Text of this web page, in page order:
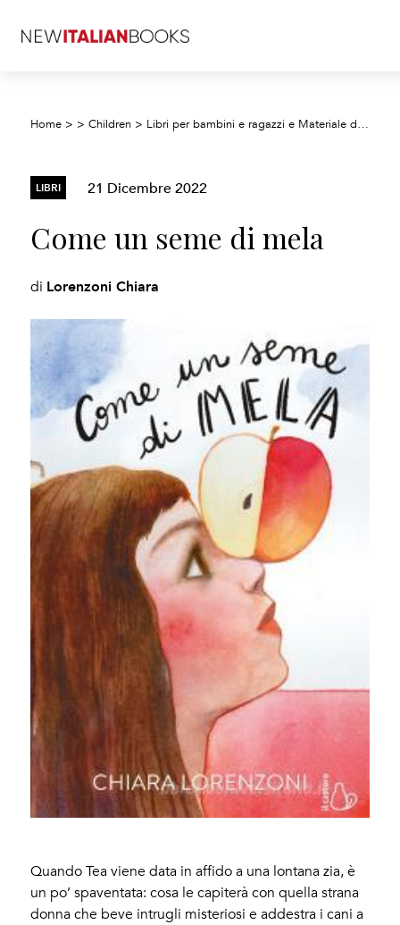
Home > >Children > Libri per bambini e ragazzi e Materiale didattico
LIBRI 21 Dicembre 2022
Come un seme di mela
di Lorenzoni Chiara
Quando Tea viene data in affido a una lontana zia, è
un po’ spaventata: cosa le capiterà con quella strana
donna che beve intrugli misteriosi e addestra i cani a